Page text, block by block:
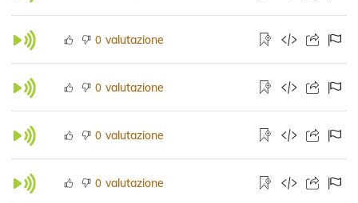
0 valutazione
0 valutazione
0 valutazione
0 valutazione